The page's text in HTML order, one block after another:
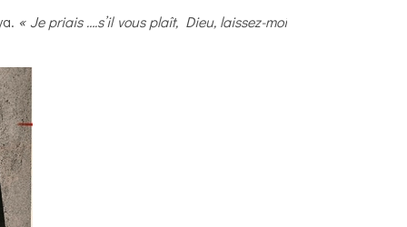
« Je priais ….s’il vous plaît, Dieu, laissez-moi